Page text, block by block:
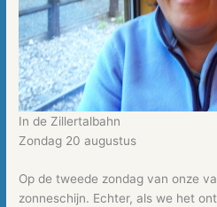
In de Zillertalbahn
Zondag 20 augustus
Op de tweede zondag van onze
zonneschijn. Echter, als we het